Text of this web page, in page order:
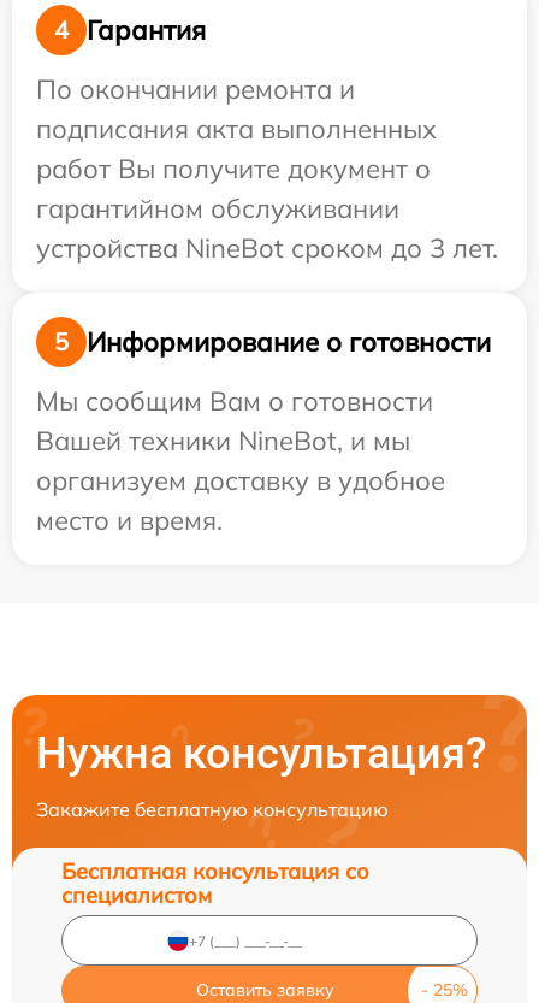
4
Гарантия
По окончании ремонта и
подписания акта выполненных
работ Вы получите документ о
гарантийном обслуживании
устройства NineBot сроком до 3 лет.
5
Информирование о готовности
Мы сообщим Вам о готовности
Вашей техники NineBot, и мы
организуем доставку в удобное
место и время.
Нужна консультация?
Закажите бесплатную консультацию
Бесплатная консультация со
специалистом
Оставить заявку